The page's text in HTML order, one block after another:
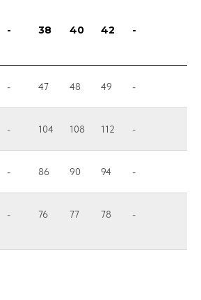
- 38 40 42 -
- 47 48 49 -
- 104 108 112 -
- 86 90 94 -
- 76 77 78 -